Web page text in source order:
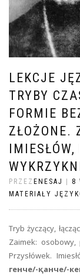
LEKCJE
TRYBY
FORMIE
ZŁOŻONE.
IMIESŁÓW,
PRZEZ ENESAJ 8
MATERIAŁY
Tryb życzący,
Zaimek:
Przysłówek.
генче/-қанче/-